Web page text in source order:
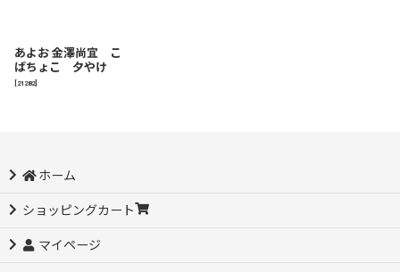
あよお 金澤尚宜 こ
ばちょこ 夕やけ
21282]
ホーム
ショッピングカート
マイページ